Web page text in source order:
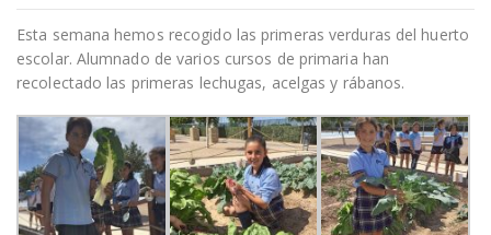
Esta semana hemos recogido las primeras verduras del huerto
escolar. Alumnado de varios cursos de primaria han
recolectado las primeras lechugas, acelgas y rábanos.